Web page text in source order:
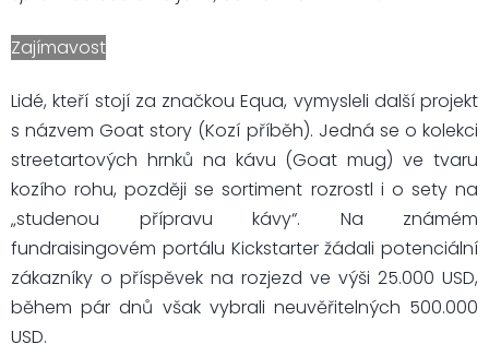
Zajímavost
Lidé, kteří stojí za značkou Equa, vymysleli další projekt
s názvem Goat story (Kozí příběh). Jedná se o kolekci
streetartových hrnků na kávu (Goat mug) ve tvaru
kozího rohu, později se sortiment rozrostl i o sety na
„studenou přípravu kávy“. Na známém
fundraisingovém portálu Kickstarter žádali potenciální
zákazníky o příspěvek na rozjezd ve výši 25.000 USD,
během pár dnů však vybrali neuvěřitelných 500.000
USD.